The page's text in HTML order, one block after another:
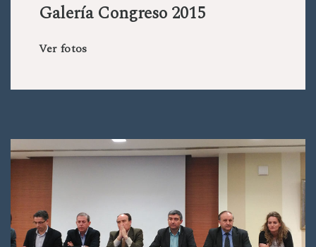
Galería Congreso 2015
Ver fotos